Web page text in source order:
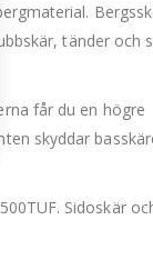
tänder och
får du en högre
skyddar
Sidoskär